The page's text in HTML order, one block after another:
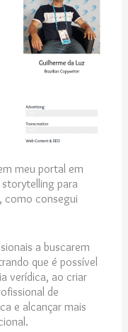
meu portal em
para
como consegui
a buscarem
que é possível
verídica, ao criar
de
e alcançar mais